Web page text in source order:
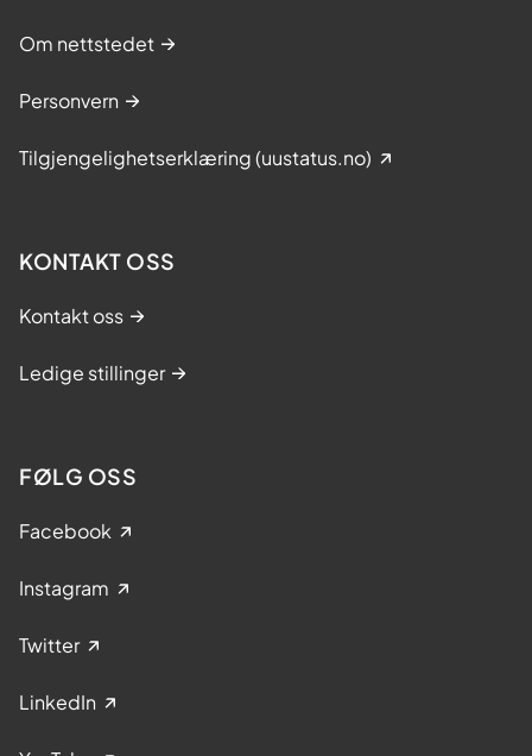
Om nettstedet
Personvern
Tilgjengelighetserklæring (uustatus.no)
KONTAKT OSS
Kontakt oss
Ledige stillinger
FØLG OSS
Facebook
Instagram
Twitter
LinkedIn